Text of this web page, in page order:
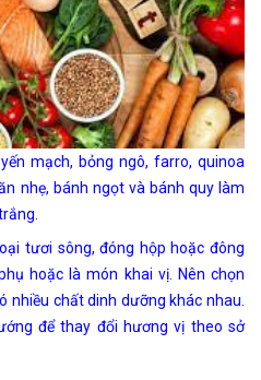
mạch, bỏng ngô, farro, quinoa
nhẹ, bánh ngọt và bánh quy làm
tươi sông, đóng hộp hoặc đông
hoặc là món khai vị. Nên chọn
nhiều chất dinh dưỡng khác nhau.
để thay đổi hương vị theo sở